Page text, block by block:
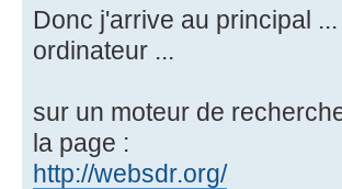
Donc j'arrive au principal
ordinateur ...
sur un moteur de
la page :
http://websdr.org/